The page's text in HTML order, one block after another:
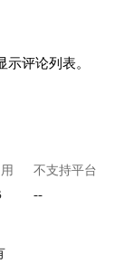
评论列表。
不支持平台
--